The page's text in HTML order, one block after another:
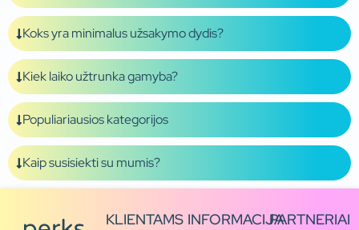
Koks yra minimalus užsakymo dydis?
Kiek laiko užtrunka gamyba?
Populiariausios kategorijos
Kaip susisiekti su mumis?
KLIENTAMS INFORMACIJAPARTNERIAI